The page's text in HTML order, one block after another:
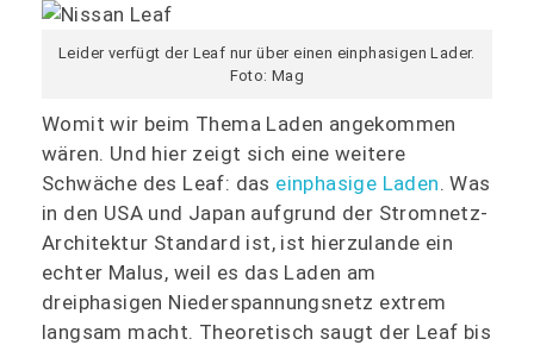
Leider verfügt der Leaf nur über einen einphasigen Lader.
Foto: Mag
Womit wir beim Thema Laden angekommen
wären. Und hier zeigt sich eine weitere
Schwäche des Leaf: das einphasige Laden. Was
in den USA und Japan aufgrund der Stromnetz-
Architektur Standard ist, ist hierzulande ein
echter Malus, weil es das Laden am
dreiphasigen Niederspannungsnetz extrem
langsam macht. Theoretisch saugt der Leaf bis